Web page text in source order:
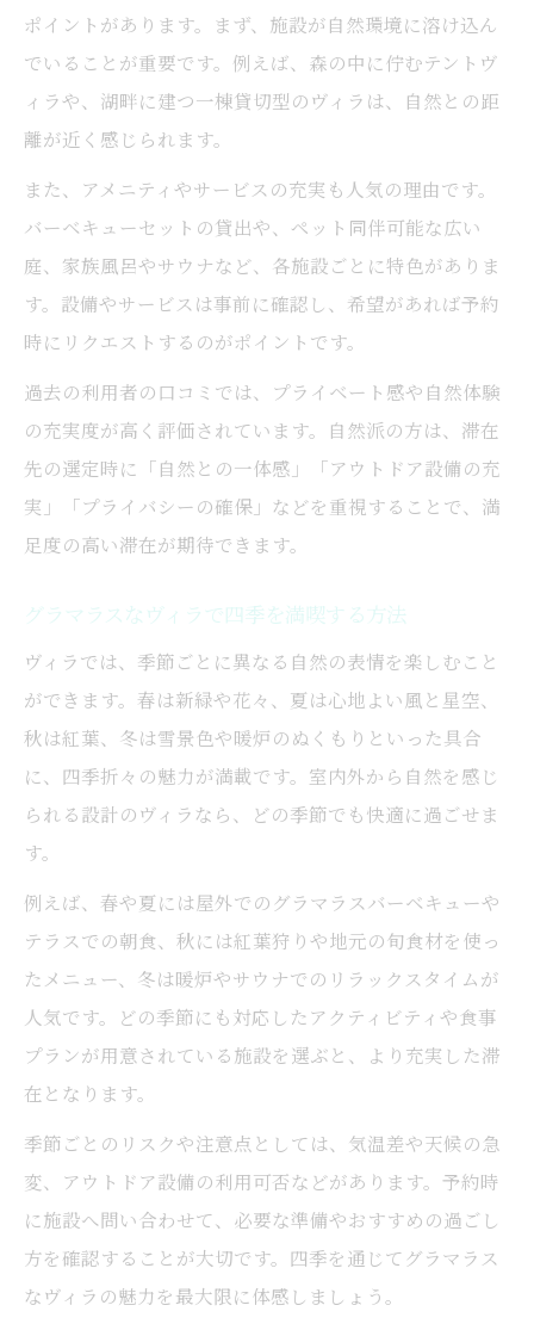
ポイントがあります。まず、施設が自然環境に溶け込ん
でいることが重要です。例えば、森の中に佇むテントヴ
ィラや、湖畔に建つ一棟貸切型のヴィラは、自然との距
離が近く感じられます。
また、アメニティやサービスの充実も人気の理由です。
バーベキューセットの貸出や、ペット同伴可能な広い
庭、家族風呂やサウナなど、各施設ごとに特色がありま
す。設備やサービスは事前に確認し、希望があれば予約
時にリクエストするのがポイントです。
過去の利用者の口コミでは、プライベート感や自然体験
の充実度が高く評価されています。自然派の方は、滞在
先の選定時に「自然との一体感」「アウトドア設備の充
実」「プライバシーの確保」などを重視することで、満
足度の高い滞在が期待できます。
グラマラスなヴィラで四季を満喫する方法
ヴィラでは、季節ごとに異なる自然の表情を楽しむこと
ができます。春は新緑や花々、夏は心地よい風と星空、
秋は紅葉、冬は雪景色や暖炉のぬくもりといった具合
に、四季折々の魅力が満載です。室内外から自然を感じ
られる設計のヴィラなら、どの季節でも快適に過ごせま
す。
例えば、春や夏には屋外でのグラマラスバーベキューや
テラスでの朝食、秋には紅葉狩りや地元の旬食材を使っ
たメニュー、冬は暖炉やサウナでのリラックスタイムが
人気です。どの季節にも対応したアクティビティや食事
プランが用意されている施設を選ぶと、より充実した滞
在となります。
季節ごとのリスクや注意点としては、気温差や天候の急
変、アウトドア設備の利用可否などがあります。予約時
に施設へ問い合わせて、必要な準備やおすすめの過ごし
方を確認することが大切です。四季を通じてグラマラス
なヴィラの魅力を最大限に体感しましょう。